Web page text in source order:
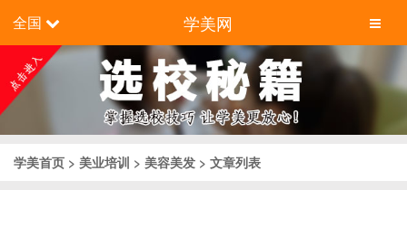
全国 学美网
学美首页 > 美业培训 > 美容美发 > 文章列表